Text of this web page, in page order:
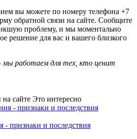
вы можете по номеру телефона +7
обратной связи на сайте. Сообщите
проблему, и мы моментально
решение для вас и вашего близкого
мы работаем для тех, кто ценит
Это интересно
- признаки и последствия